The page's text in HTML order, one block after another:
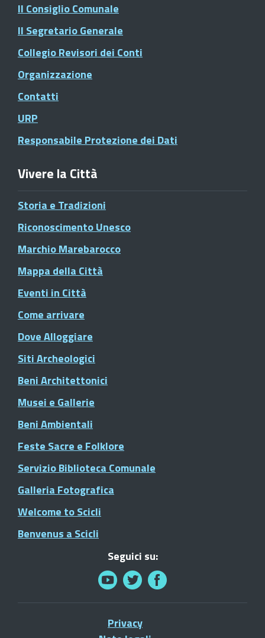
Il Consiglio Comunale
Il Segretario Generale
Collegio Revisori dei Conti
Organizzazione
Contatti
URP
Responsabile Protezione dei Dati
Vivere la Città
Storia e Tradizioni
Riconoscimento Unesco
Marchio Marebarocco
Mappa della Città
Eventi in Città
Come arrivare
Dove Alloggiare
Siti Archeologici
Beni Architettonici
Musei e Gallerie
Beni Ambientali
Feste Sacre e Folklore
Servizio Biblioteca Comunale
Galleria Fotografica
Welcome to Scicli
Benvenus a Scicli
Seguici su:
Privacy